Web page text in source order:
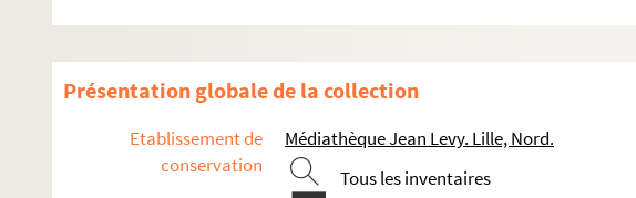
Présentation globale de la collection
Etablissement de
conservation
Médiathèque Jean Levy. Lille, Nord.
Tous les inventaires
Images du fonds Humbert, Images religieuses F à M